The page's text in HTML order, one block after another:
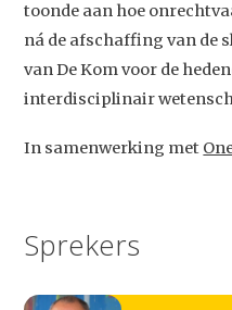
toonde aan hoe
ná de afschaffing van de
van De Kom voor de
interdisciplinair
In samenwerking met
Sprekers